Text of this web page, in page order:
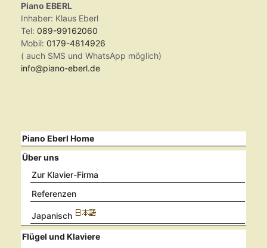
Piano EBERL
Inhaber: Klaus Eberl
Tel: 089-99162060
Mobil: 0179-4814926
( auch SMS und WhatsApp möglich)
info@piano-eberl.de
Piano Eberl Home
Über uns
Zur Klavier-Firma
Referenzen
Japanisch
Flügel und Klaviere